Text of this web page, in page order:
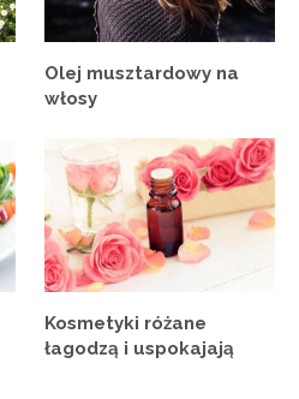
Olej musztardowy na
włosy
Kosmetyki różane
łagodzą i uspokajają